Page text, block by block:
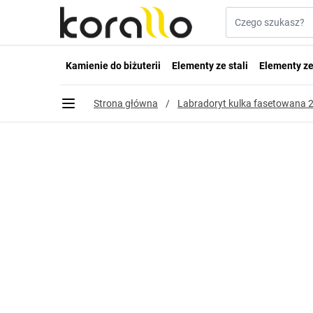
Przejdź do treści
Kamienie do biżuterii Elementy ze stali Elementy
Strona główna / Labradoryt kulka fasetowana